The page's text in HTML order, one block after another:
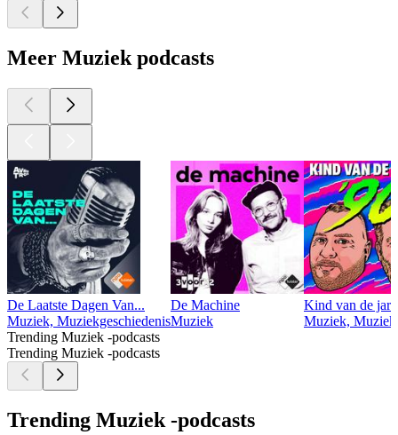
Meer Muziek podcasts
De Laatste Dagen Van...
Muziek, Muziekgeschiedenis
De Machine
Muziek
Kind van de
Muziek,
Trending Muziek -podcasts
Trending Muziek -podcasts
Trending Muziek -podcasts